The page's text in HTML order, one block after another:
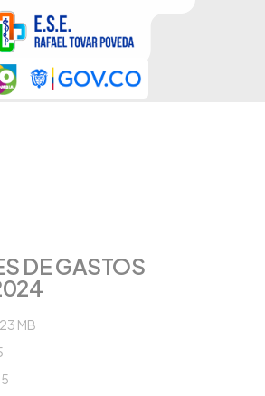
DE GASTOS
MB